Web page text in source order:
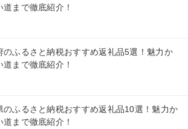
道まで徹底紹介！
のふるさと納税おすすめ返礼品5選！魅力か
道まで徹底紹介！
のふるさと納税おすすめ返礼品10選！魅力か
道まで徹底紹介！